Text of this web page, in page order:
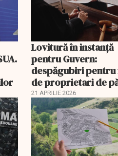
Lovitură în instanță
pentru Guvern:
despăgubiri pentru
de proprietari de
21 APRILIE 2026